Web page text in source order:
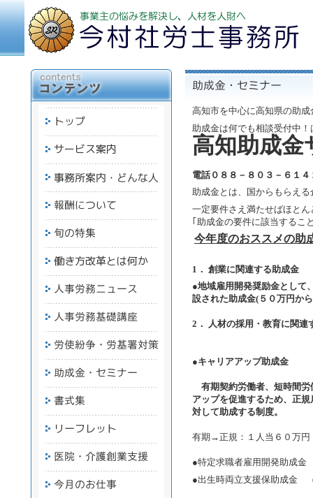
高知市を中心に高知県の助
助成金は何でも相談受付中
高知助成
電話０８８－８０３－６１
助成金とは、国からもらえ
一定要件さえ満たせばほと
｢助成金の要件に該当するこ
今年度のおススメの助
1． 創業に関連する助成金
●地域雇用開発奨励金とし
設された助成金(５０万円か
2． 人材の採用・教育に関連
●キャリアアップ助成金
有期契約労働者、短時間労
アップを促進するため、正
対して助成する制度。
有期→正規：１人当６０万
●特定求職者雇用開発助成
●出生時両立支援保助成金